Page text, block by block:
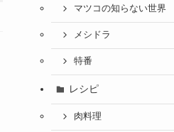
マツコの知らない世界
メシドラ
特番
レシピ
肉料理